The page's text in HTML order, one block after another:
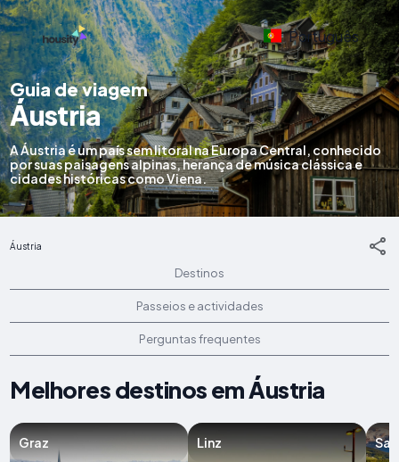
Português
Guia de viagem
Áustria
A Áustria é um país sem litoral na Europa Central, conhecido
por suas paisagens alpinas, herança de música clássica e
cidades históricas como Viena.
Áustria
Destinos
Passeios e actividades
Perguntas frequentes
Melhores destinos em Áustria
Graz Linz